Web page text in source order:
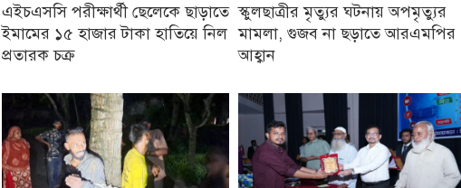
এইচএসসি পরীক্ষার্থী ছেলেকে ছাড়াতে
ইমামের ১৫ হাজার টাকা হাতিয়ে নিল
প্রতারক চক্র
স্কুলছাত্রীর মৃত্যুর ঘটনায় অপমৃত্যুর
মামলা, গুজব না ছড়াতে আরএমপির
আহ্বান